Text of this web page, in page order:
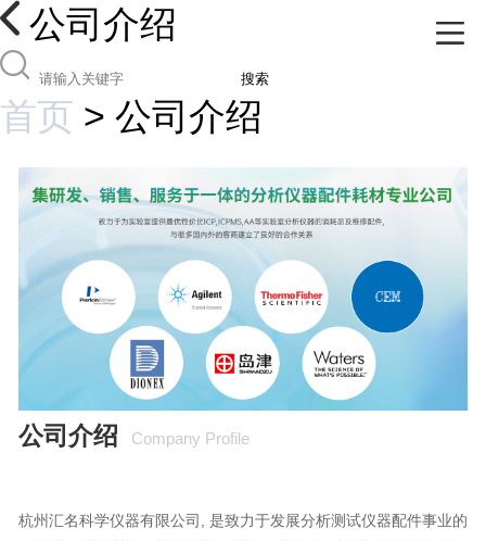
公司介绍
搜索
首页 > 公司介绍
公司介绍 Company Profile
杭州汇名科学仪器有限公司, 是致力于发展分析测试仪器配件事业的